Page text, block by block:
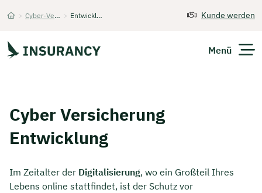
> Cyber-Versicherung > Entwicklung Kunde werden
Menü
Unternehmen
Expats
Cyber Versicherung
Entwicklung
Im Zeitalter der Digitalisierung, wo ein Großteil Ihres
Lebens online stattfindet, ist der Schutz vor